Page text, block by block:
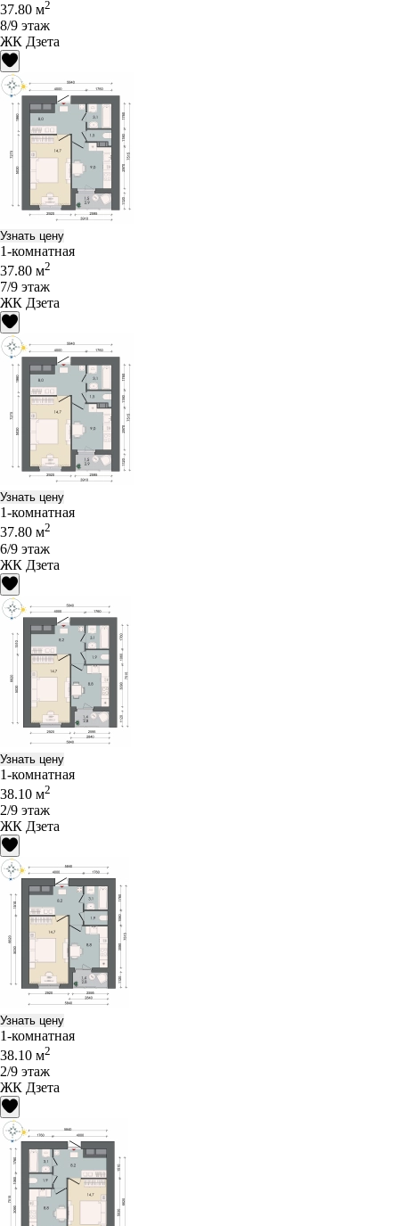
37.80 м2
8/9 этаж
ЖК Дзета
Узнать цену
1-комнатная
37.80 м2
7/9 этаж
ЖК Дзета
Узнать цену
1-комнатная
37.80 м2
6/9 этаж
ЖК Дзета
Узнать цену
1-комнатная
38.10 м2
2/9 этаж
ЖК Дзета
Узнать цену
1-комнатная
38.10 м2
2/9 этаж
ЖК Дзета